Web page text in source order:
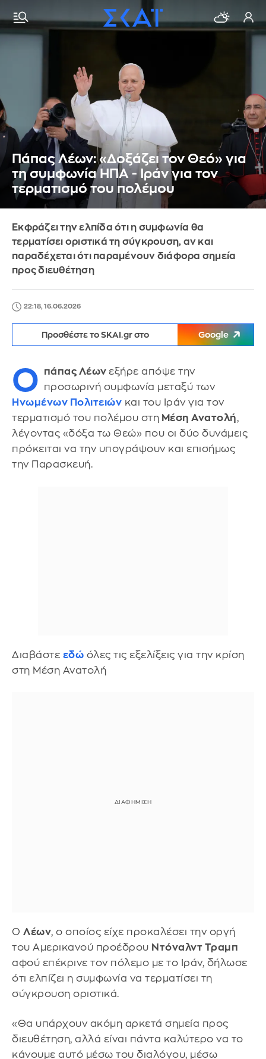
Πάπας Λέων: «Δοξάζει τον Θεό» για
τη συμφωνία ΗΠΑ - Ιράν για τον
τερματισμό του πολέμου
Εκφράζει την ελπίδα ότι η συμφωνία θα
τερματίσει οριστικά τη σύγκρουση, αν και
παραδέχεται ότι παραμένουν διάφορα σημεία
προς διευθέτηση
22:18, 16.06.2026
Προσθέστε το SKAI.gr στο Google
Ο πάπας Λέων εξήρε απόψε την
προσωρινή συμφωνία μεταξύ των
Ηνωμένων Πολιτειών και του Ιράν για τον
τερματισμό του πολέμου στη Μέση Ανατολή,
λέγοντας «δόξα τω Θεώ» που οι δύο δυνάμεις
πρόκειται να την υπογράψουν και επισήμως
την Παρασκευή.
Διαβάστε εδώ όλες τις εξελίξεις για την κρίση
στη Μέση Ανατολή
Ο Λέων, ο οποίος είχε προκαλέσει την οργή
του Αμερικανού προέδρου Ντόναλντ Τραμπ
αφού επέκρινε τον πόλεμο με το Ιράν, δήλωσε
ότι ελπίζει η συμφωνία να τερματίσει τη
σύγκρουση οριστικά.
«Θα υπάρχουν ακόμη αρκετά σημεία προς
διευθέτηση, αλλά είναι πάντα καλύτερο να το
κάνουμε αυτό μέσω του διαλόγου, μέσω